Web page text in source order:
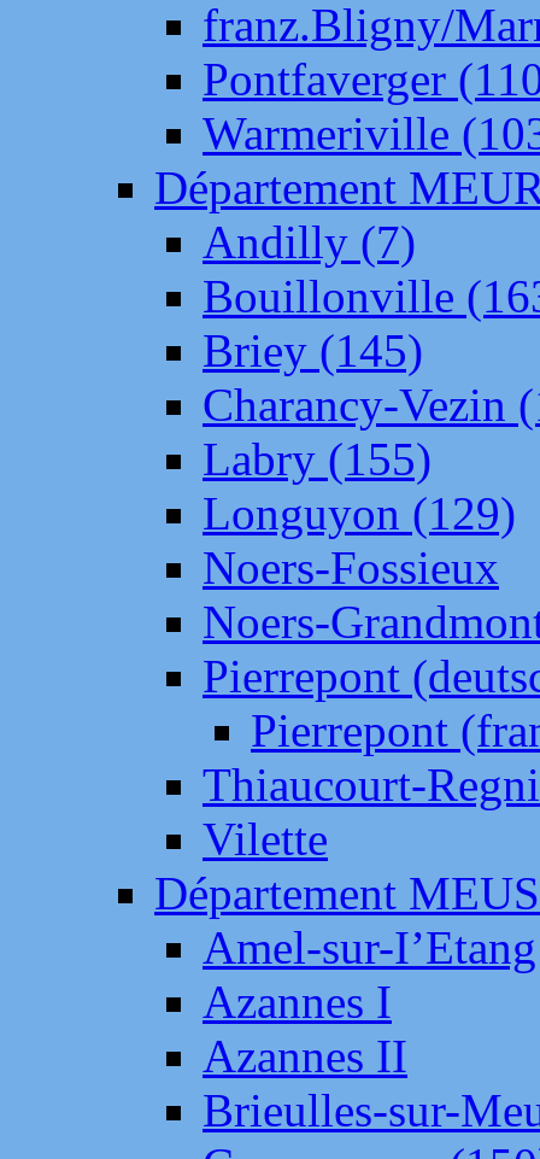
franz.Bligny/
Pontfaverger
Warmeriville
Département
Andilly (7)
Bouillonville
Briey (145)
Charancy-Vezin
Labry (155)
Longuyon (129)
Noers-Fossieux
Noers-
Pierrepont
Pierrepont
Thiaucourt-
Vilette
Département
Amel-sur-
Azannes I
Azannes II
Brieulles-sur-